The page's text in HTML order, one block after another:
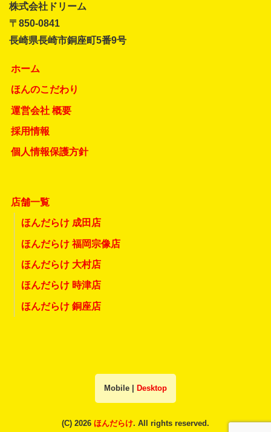
株式会社ドリーム
〒850-0841
長崎県長崎市銅座町5番9号
ホーム
ほんのこだわり
運営会社 概要
採用情報
個人情報保護方針
店舗一覧
ほんだらけ 成田店
ほんだらけ 福岡宗像店
ほんだらけ 大村店
ほんだらけ 時津店
ほんだらけ 銅座店
Mobile Desktop
(C) 2026 ほんだらけ. All rights reserved.